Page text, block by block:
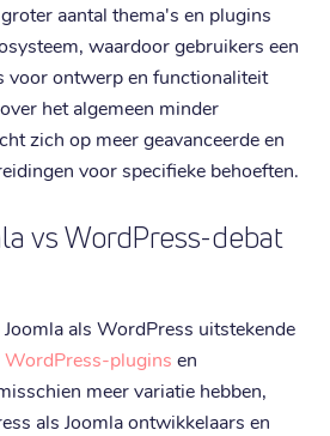
aantal thema's en plugins
waardoor gebruikers een
voor ontwerp en functionaliteit
het algemeen minder
zich op meer geavanceerde en
voor specifieke behoeften.
vs WordPress-debat
als WordPress uitstekende
WordPress-plugins en
meer variatie hebben,
als Joomla ontwikkelaars en